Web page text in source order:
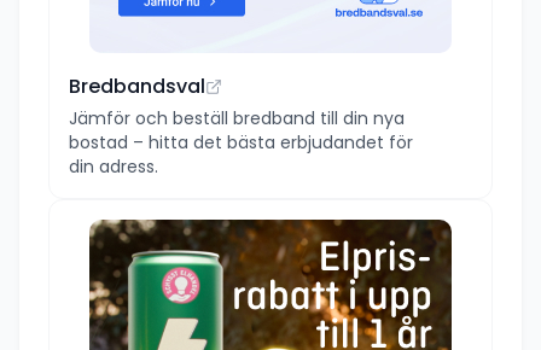
Bredbandsval
Jämför och beställ bredband till din nya
bostad – hitta det bästa erbjudandet för
din adress.